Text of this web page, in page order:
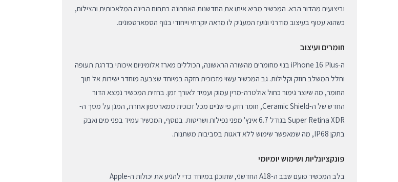
וביצועים מהדור הבא. המכשיר מביא איתו את החדשנות האחרונה בתחום הבינה המלאכותית והצילום,
כשהוא עטוף בעיצוב מודרני ונועז המעניק לו מראה יוקרתי וייחודי בנוף הסמארטפונים.
חומרים ועיצוב
ה-iPhone 16 Plus בנוי מחומרים מהשורה הראשונה, הכוללים מארז אלומיניום איכותי בדרגת תעופה
וחלל המשלב חוזק וקלילות. גב המכשיר עשוי מזכוכית חזקה במיוחד שצבעה מוחדר ישירות אל תוך
החומר, מה שיוצר גימור כחול אולטרה-מרין עמוק ועמיד לאורך זמן. בחזית המכשיר נמצא הדור
החדש של ה-Ceramic Shield, חומר חזק פי שניים מכל זכוכית סמארטפון אחרת, המגן על מסך ה-
Super Retina XDR בגודל 6.7 אינץ' מפני נפילות ושריטות. בנוסף, המכשיר עמיד בפני מים ואבק
בתקן IP68, מה שמאפשר שימוש ללא דאגות בסביבות משתנות.
פונקציונליות ושימוש יומיומי
בלב המכשיר פועם שבב ה-A18 החדשני, שתוכנן במיוחד כדי להניע את יכולות ה-Apple